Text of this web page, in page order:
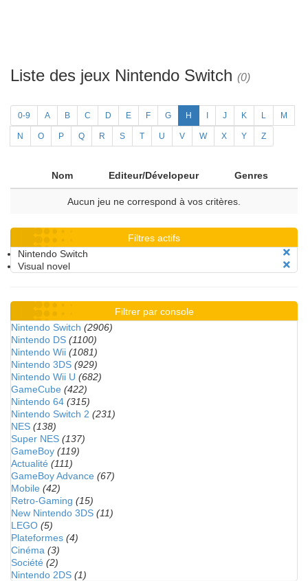
Liste des jeux Nintendo Switch (0)
0-9 A B C D E F G H J K L M
N O P Q R S T U V W X Y Z
Nom Editeur/Dévelopeur Genres
Aucun jeu ne correspond à vos critères.
Filtres actifs
Nintendo Switch
Visual novel
Filtrer par console
Nintendo Switch (2906)
Nintendo DS (1100)
Nintendo Wii (1081)
Nintendo 3DS (929)
Nintendo Wii U (682)
GameCube (422)
Nintendo 64 (315)
Nintendo Switch 2 (231)
NES (138)
Super NES (137)
GameBoy (119)
Actualité (111)
GameBoy Advance (67)
Mobile (42)
Retro-Gaming (15)
New Nintendo 3DS (11)
LEGO (5)
Plateformes (4)
Cinéma (3)
Société (2)
Nintendo 2DS (1)